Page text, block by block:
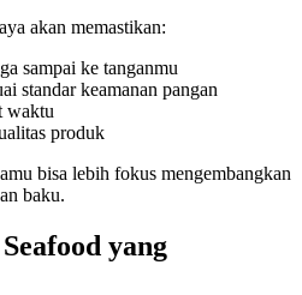
akan memastikan:
sampai ke tanganmu
standar keamanan pangan
waktu
produk
bisa lebih fokus mengembangkan
baku.
yang